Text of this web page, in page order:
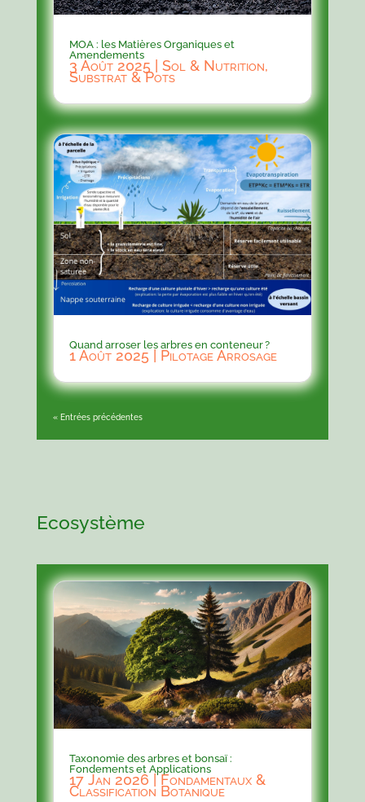
MOA : les Matières Organiques et
Amendements
3 Août 2025| Sol & Nutrition,
Substrat & Pots
Quand arroser les arbres en conteneur ?
1 Août 2025| Pilotage Arrosage
« Entrées précédentes
Ecosystème
Taxonomie des arbres et bonsaï :
Fondements et Applications
17 Jan 2026 |Fondamentaux &
Classification Botanique